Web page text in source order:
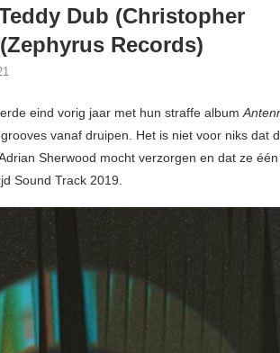
Dub (Christopher
Records)
eind vorig jaar met hun straffe album
vanaf druipen. Het is niet voor niks dat
Sherwood mocht verzorgen en dat ze
Sound Track 2019.